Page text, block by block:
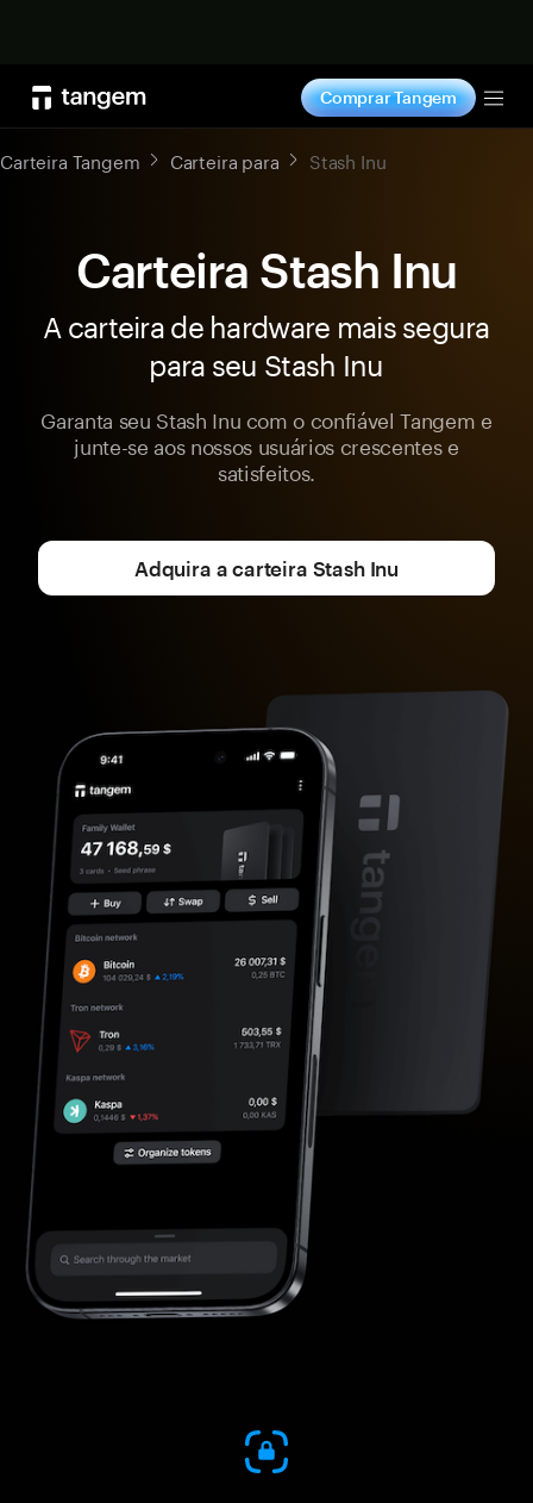
Comprar Tangem
Carteira Tangem Carteira para Stash Inu
Carteira Stash Inu
A carteira de hardware mais segura
para seu Stash Inu
Garanta seu Stash Inu com o confiável Tangem e
junte-se aos nossos usuários crescentes e
satisfeitos.
Adquira a carteira Stash Inu